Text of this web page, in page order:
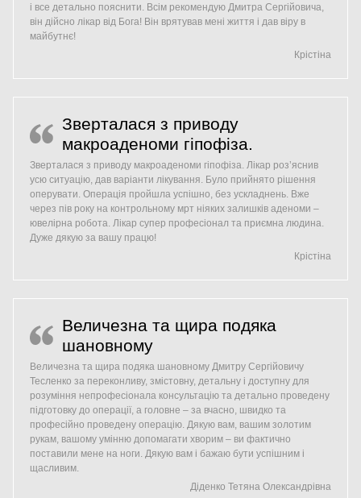
і все детально пояснити. Всім рекомендую Дмитра Сергійовича,
він дійсно лікар від Бога! Він врятував мені життя і дав віру в
майбутнє!
Крістіна
Зверталася з приводу
макроаденоми гіпофіза.
Зверталася з приводу макроаденоми гіпофіза. Лікар розʼяснив
усю ситуацію, дав варіанти лікування. Було прийнято рішення
оперувати. Операція пройшла успішно, без ускладнень. Вже
через пів року на контрольному мрт ніяких залишків аденоми –
ювелірна робота. Лікар супер професіонал та приємна людина.
Дуже дякую за вашу працю!
Крістіна
Величезна та щира подяка
шановному
Величезна та щира подяка шановному Дмитру Сергійовичу
Тесленко за переконливу, змістовну, детальну і доступну для
розуміння непрофесіонала консультацію та детально проведену
підготовку до операції, а головне – за вчасно, швидко та
професійно проведену операцію. Дякую вам, вашим золотим
рукам, вашому умінню допомагати хворим – ви фактично
поставили мене на ноги. Дякую вам і бажаю бути успішним і
щасливим.
Діденко Тетяна Олександрівна